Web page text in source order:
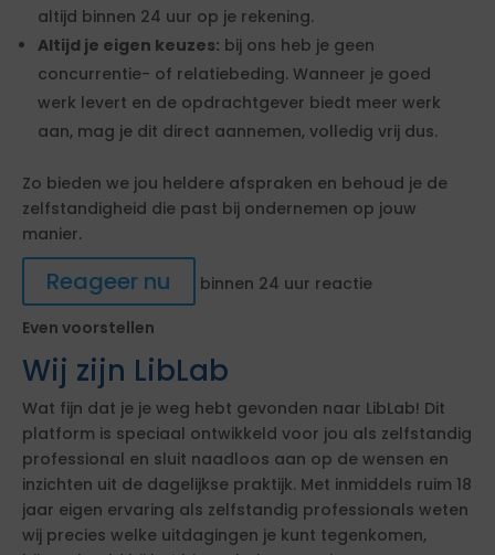
altijd binnen 24 uur op je rekening.
Altijd je eigen keuzes: bij ons heb je geen
concurrentie- of relatiebeding. Wanneer je goed
werk levert en de opdrachtgever biedt meer werk
aan, mag je dit direct aannemen, volledig vrij dus.
Zo bieden we jou heldere afspraken en behoud je de
zelfstandigheid die past bij ondernemen op jouw
manier.
Reageer nu
binnen 24 uur reactie
Even voorstellen
Wij zijn LibLab
Wat fijn dat je je weg hebt gevonden naar LibLab! Dit
platform is speciaal ontwikkeld voor jou als zelfstandig
professional en sluit naadloos aan op de wensen en
inzichten uit de dagelijkse praktijk. Met inmiddels ruim 18
jaar eigen ervaring als zelfstandig professionals weten
wij precies welke uitdagingen je kunt tegenkomen,